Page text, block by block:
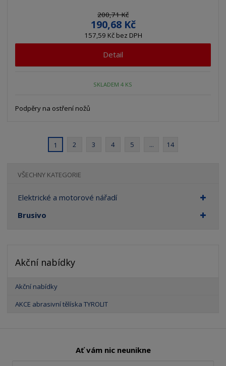
200,71 Kč
190,68 Kč
157,59 Kč bez DPH
Detail
SKLADEM 4 KS
Podpěry na ostření nožů
1 2 3 4 5 ... 14
VŠECHNY KATEGORIE
Elektrické a motorové nářadí
Brusivo
Akční nabídky
Akční nabídky
AKCE abrasivní tělíska TYROLIT
Ať vám nic neunikne